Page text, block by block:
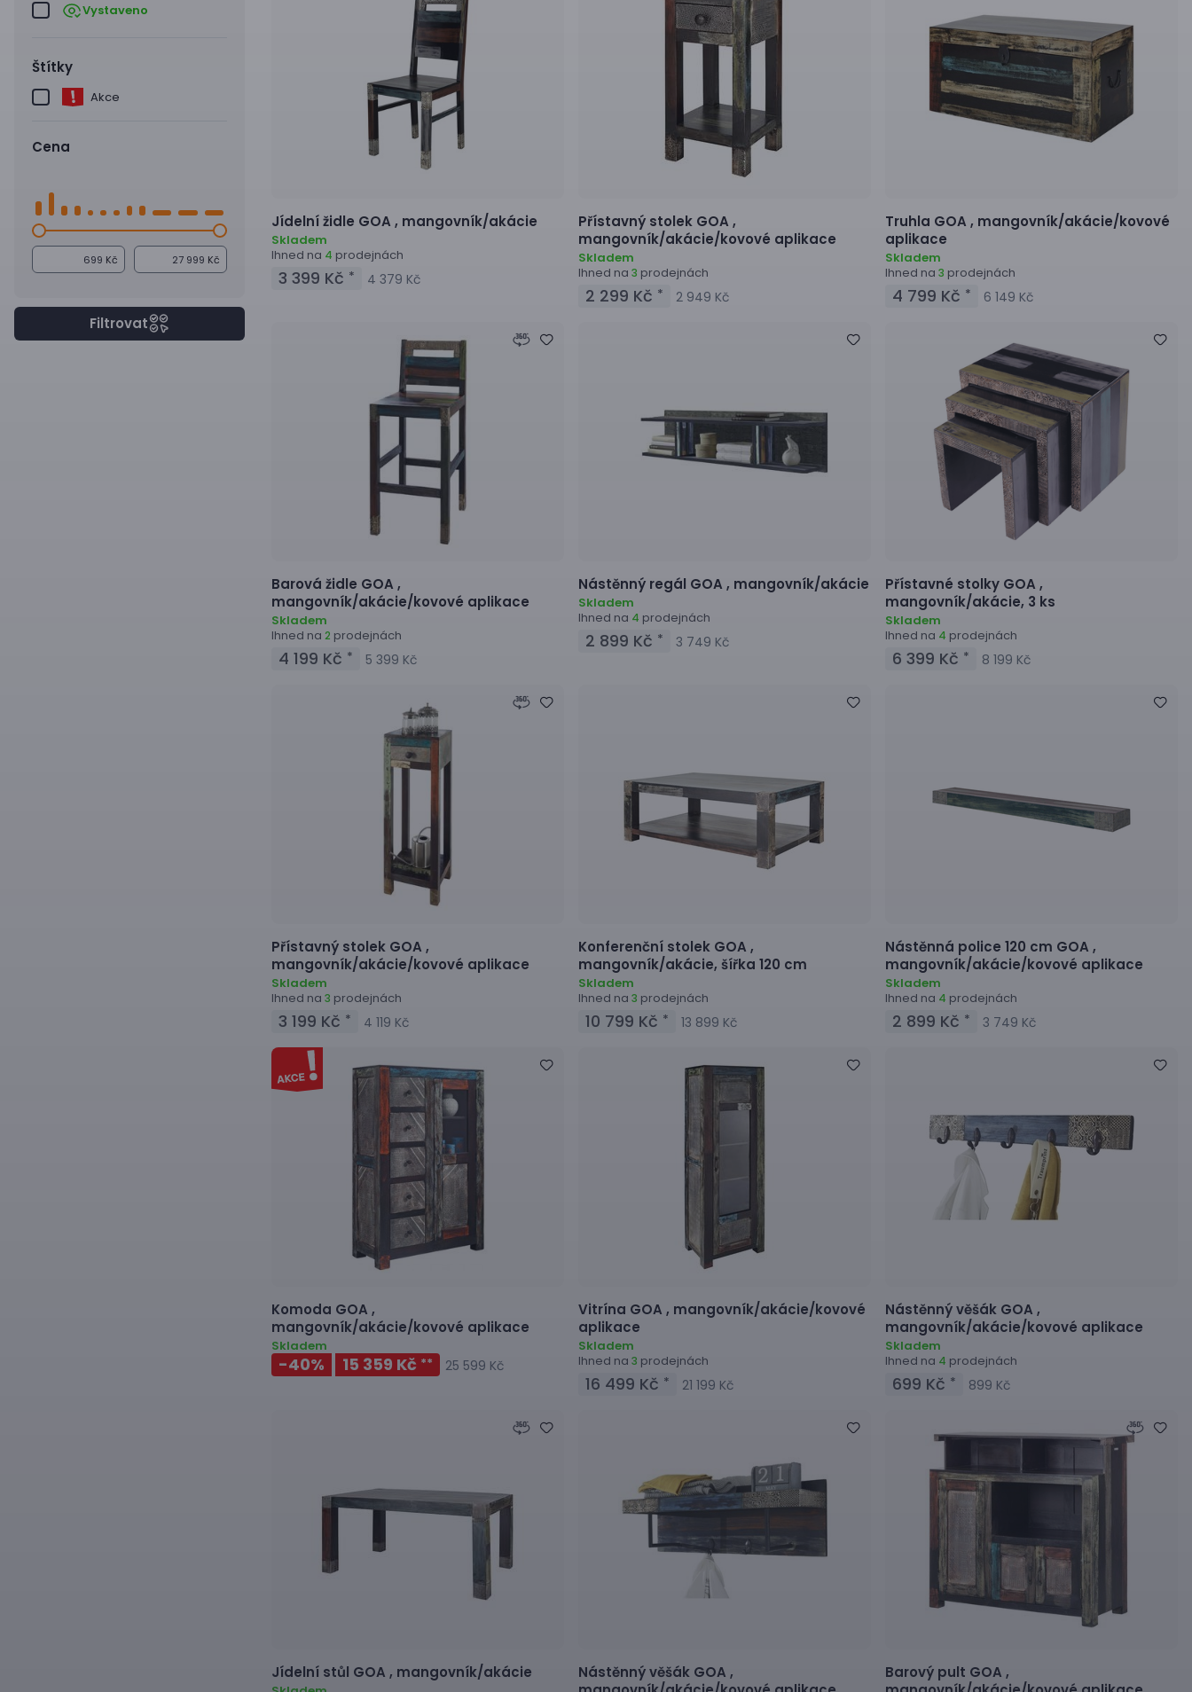
Vystaveno
Štítky
Akce
Cena
Kč Kč
Filtrovat
Jídelní židle GOA , mangovník/akácie
Skladem
Ihned na 4 prodejnách
3 399 Kč * 4 379 Kč
Přístavný stolek GOA ,
mangovník/akácie/kovové aplikace
Skladem
Ihned na 3 prodejnách
2 299 Kč * 2 949 Kč
Truhla GOA , mangovník/akácie/kovové
aplikace
Skladem
Ihned na 3 prodejnách
4 799 Kč * 6 149 Kč
Barová židle GOA ,
mangovník/akácie/kovové aplikace
Skladem
Ihned na 2 prodejnách
4 199 Kč * 5 399 Kč
Nástěnný regál GOA , mangovník/akácie
Skladem
Ihned na 4 prodejnách
2 899 Kč * 3 749 Kč
Přístavné stolky GOA ,
mangovník/akácie, 3 ks
Skladem
Ihned na 4 prodejnách
6 399 Kč * 8 199 Kč
Přístavný stolek GOA ,
mangovník/akácie/kovové aplikace
Skladem
Ihned na 3 prodejnách
3 199 Kč * 4 119 Kč
Konferenční stolek GOA ,
mangovník/akácie, šířka 120 cm
Skladem
Ihned na 3 prodejnách
10 799 Kč * 13 899 Kč
Nástěnná police 120 cm GOA ,
mangovník/akácie/kovové aplikace
Skladem
Ihned na 4 prodejnách
2 899 Kč * 3 749 Kč
Komoda GOA ,
mangovník/akácie/kovové aplikace
Skladem
-40% 15 359 Kč ** 25 599 Kč
Vitrína GOA , mangovník/akácie/kovové
aplikace
Skladem
Ihned na 3 prodejnách
16 499 Kč * 21 199 Kč
Nástěnný věšák GOA ,
mangovník/akácie/kovové aplikace
Skladem
Ihned na 4 prodejnách
699 Kč * 899 Kč
Jídelní stůl GOA , mangovník/akácie Nástěnný věšák GOA ,
Barový pult GOA ,